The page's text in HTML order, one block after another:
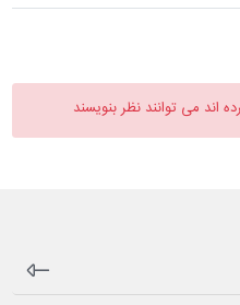
اند می توانند نظر بنویسند